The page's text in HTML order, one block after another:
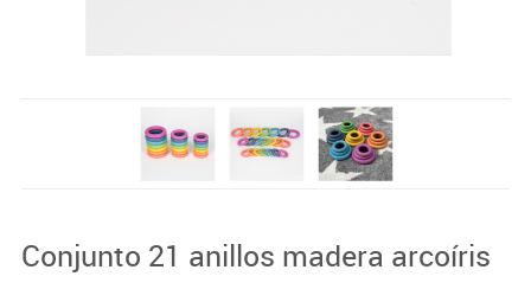
Conjunto 21 anillos madera arcoíris